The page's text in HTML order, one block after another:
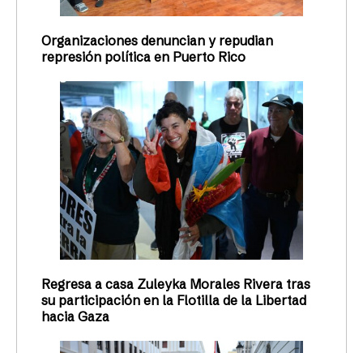
Organizaciones denuncian y repudian
represión política en Puerto Rico
Regresa a casa Zuleyka Morales Rivera tras
su participación en la Flotilla de la Libertad
hacia Gaza